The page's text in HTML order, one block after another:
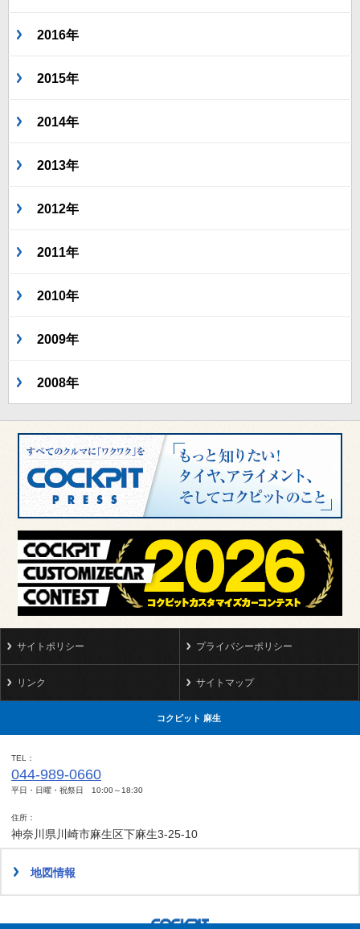
2016年
2015年
2014年
2013年
2012年
2011年
2010年
2009年
2008年
サイトポリシー プライバシーポリシー
リンク サイトマップ
コクピット 麻生
TEL
044-989-0660
平日・日曜・祝祭日 10:00～18:30
住所
神奈川県川崎市麻生区下麻生3-25-10
地図情報